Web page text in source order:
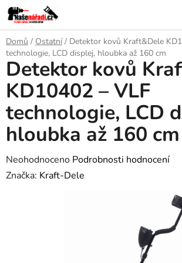
Přejít
na
obsah
Domů / Ostatní / Detektor kovů Kraft&Dele
technologie, LCD displej, hloubka až 160 cm
Detektor kovů
KD10402 – VLF
technologie, LCD
hloubka až 160 cm
Průměrné
hodnocení
Neohodnoceno Podrobnosti hodnocení
Značka: Kraft-Dele